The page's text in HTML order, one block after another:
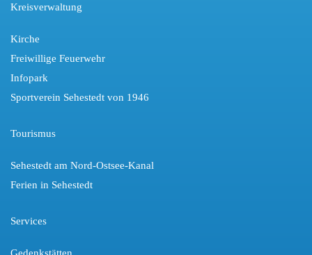
Kreisverwaltung
Kirche
Freiwillige Feuerwehr
Infopark
Sportverein Sehestedt von 1946
Tourismus
Sehestedt am Nord-Ostsee-Kanal
Ferien in Sehestedt
Services
Gedenkstätten